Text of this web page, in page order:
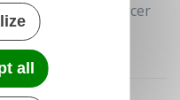
connaître et exercer
politique de
all